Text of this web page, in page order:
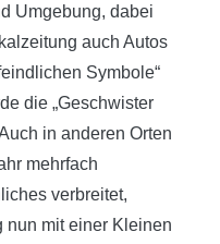
Umgebung, dabei
auch Autos
Symbole“
die „Geschwister
in anderen Orten
mehrfach
verbreitet,
mit einer Kleinen